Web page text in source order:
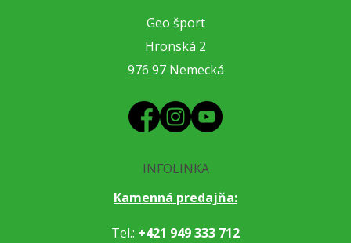
Geo šport
Hronská 2
976 97 Nemecká
INFOLINKA
Kamenná predajňa:
Tel.: +421 949 333 712